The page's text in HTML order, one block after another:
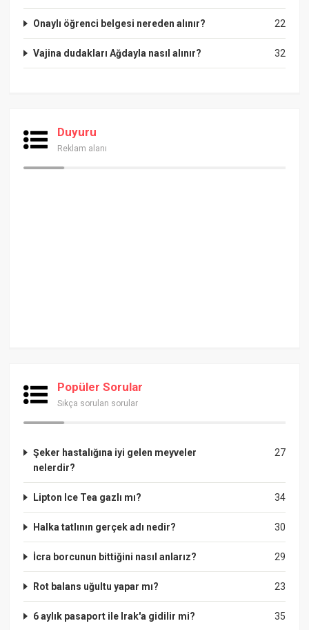
22
Onaylı öğrenci belgesi nereden alınır?
32
Vajina dudakları Ağdayla nasıl alınır?
Duyuru
Reklam alanı
Popüler Sorular
Sıkça sorulan sorular
27
Şeker hastalığına iyi gelen meyveler
nelerdir?
34
Lipton Ice Tea gazlı mı?
30
Halka tatlının gerçek adı nedir?
29
İcra borcunun bittiğini nasıl anlarız?
23
Rot balans uğultu yapar mı?
35
6 aylık pasaport ile Irak'a gidilir mi?